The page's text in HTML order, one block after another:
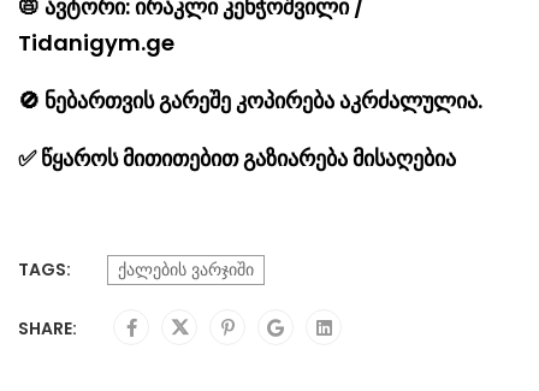
📛 ავტორი: ირაკლი კენჭოშვილი /
Tidanigym.ge
🚫 ნებართვის გარეშე კოპირება აკრძალულია.
✅წყაროს მითითებით გაზიარება მისაღებია
TAGS: ქალების ვარჯიში
SHARE: